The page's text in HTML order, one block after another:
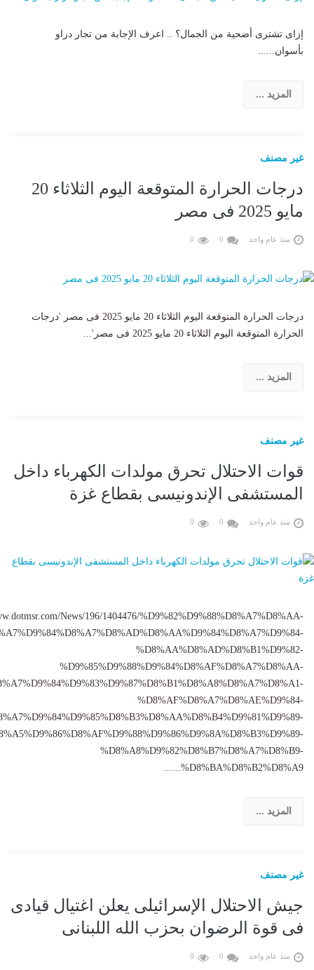
إزاى تشترى أضحية من الجمال؟ .. اعرف الإجابة من تجار دراو
بأسوان......
المزيد ...
غير مصنف
درجات الحرارة المتوقعة اليوم الثلاثاء 20
مايو 2025 فى مصر
منذ عام واحد 0
0
درجات الحرارة المتوقعة اليوم الثلاثاء 20 مايو 2025 فى مصر 'درجات
الحرارة المتوقعة اليوم الثلاثاء 20 مايو 2025 فى مصر'...
المزيد ...
غير مصنف
قوات الاحتلال تحرق مولدات الكهرباء داخل
المستشفى الإندونيسى بقطاع غزة
منذ عام واحد 0
0
News/196/1404476/%D9%82%D9%88%D8%A7%D8%AA-
%D8%AA%D8%AD%D8%B1%D9%82-
%D9%85%D9%88%D9%84%D8%AF%D8%A7%D8%AA-
%D8%AF%D8%A7%D8%AE%D9%84-
%D8%A8%D9%82%D8%B7%D8%A7%D8%B9-
%D8%BA%D8%B2%D8%A9......
المزيد ...
غير مصنف
جيش الاحتلال الإسرائيلى يعلن اغتيال قيادى
فى قوة الرضوان بحزب الله اللبنانى
منذ عام واحد 0
0